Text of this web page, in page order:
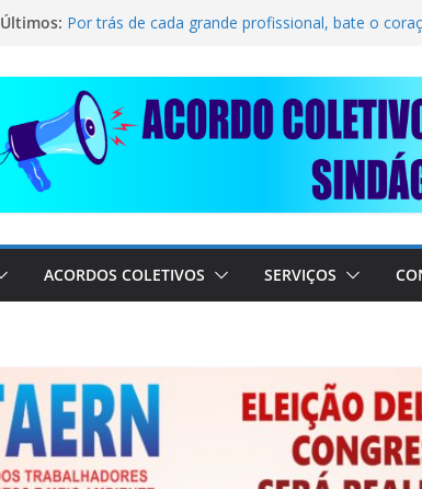
Últimos: COMPANHEIRO RAIMUNDO DA CAERN!
pai dedicado
📢 ATENÇÃO, TRABALHADORES DO SINDÁGUA/
Sindágua/RN presente em importante debate
Luiz Marinho!
ELE AVISOU SOBRE A SABESP! 🚨
ACORDOS COLETIVOS SERVIÇOS